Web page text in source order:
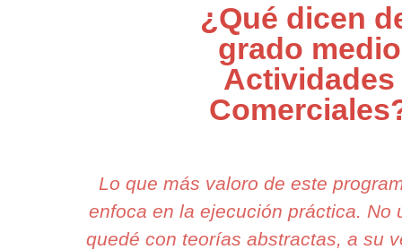
¿Qué dicen
grado medio
Actividades
Lo que más valoro de este
enfoca en la ejecución práctica. No
quedé con teorías abstractas, a su